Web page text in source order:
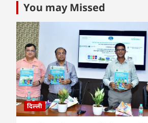
You may Missed
दिल्ली